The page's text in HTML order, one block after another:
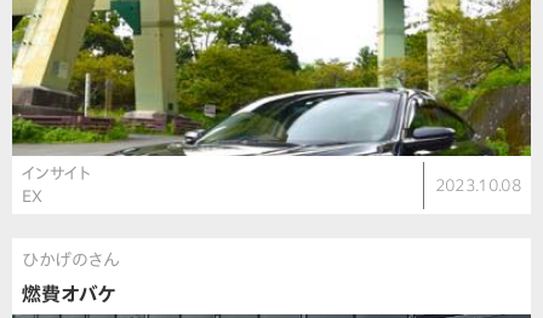
インサイト
EX
2023.10.08
ひかげのさん
燃費オバケ